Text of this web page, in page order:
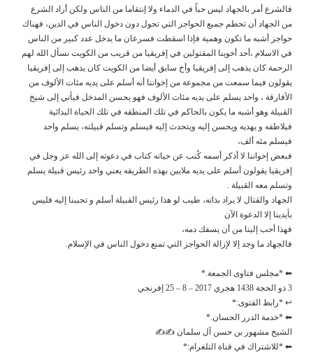
فالشرع أمر بالجهاد ليس حباً في الدماء ولا إنتقاما من الناس ولكن أراد الشرع
من الجهاد أن تحطم جميع الحواجز التي تحول دون دخول الناس في الدين، فهناك
حواجز أشبه ما تكون وهمية فإذا اسقطت فسرعان ما يدخل عدد كبير من الناس
في الاسلام ،أحد أخوينا المقتولين في إفريقيا من قريب من الكويت نسأل الله لهم
الرحمة كان يذهب إلى إفريقيا وأخ سابق أيضا من الكويت كان يذهب إلى إفريقيا
يقولون فيما سمعت من مجموعة من إخواننا أنه أسلم على يديه مئات الألوف من
الأفارقة ، واحد يسلم على يديه مئات الألوف فهو يحسن المدخل فيأتي إلى شيخ
القبيلة وهو أشبه ما يكون بالحاكم في تلك المنطقه في تلك الحياة البدائية
فيلاطفه و يهديه ويحسن إليه ويتحدث إليه فيسلم وتسلم قبيلته، يسلم واحد
فيسلم مئه ألف،
فبعض إخواننا لا أذكر أسمه كُتب عن حياته كتاب في دعوته إلى الله عز وجل في
إفريقيا يقولون أسلم على يديه ملايين بهذه الطريقه يعني واحد رئيس قبيلة يسلم
وتسلم معه القبيلة .
الجهاد والقتال لا يراد بذاته، طيب لو هذا رئيس القبيلة أسلم و تحببنا إليه فليس
بأيدينا إلا الدعوة الآن
فهذا أحب إلينا من أن يسفك دمه،
فالجهاد ما وجد إلا لإزالة الحواجز التي تمنع دخول الناس في الإسلام.
⬅ *مجلس فتاوى الجمعة.*
3 ذو الحجة 1438 هجري 2017 – 8 – 25 إفرنجي
↩ *رابط الفتوى:*
⬅ *خدمة الدرر الحسان.*
الشيخ مشهور بن حسن آل سلمان ✍✍
⬅ *للاشتراك في قناة التلغرام:*